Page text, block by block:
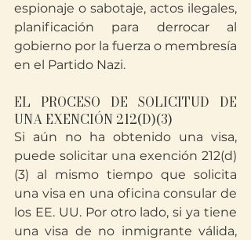
espionaje o sabotaje, actos ilegales,
planificación para derrocar al
gobierno por la fuerza o membresía
en el Partido Nazi.
EL PROCESO DE SOLICITUD DE
UNA EXENCIÓN 212(D)(3)
Si aún no ha obtenido una visa,
puede solicitar una exención 212(d)
(3) al mismo tiempo que solicita
una visa en una oficina consular de
los EE. UU. Por otro lado, si ya tiene
una visa de no inmigrante válida,